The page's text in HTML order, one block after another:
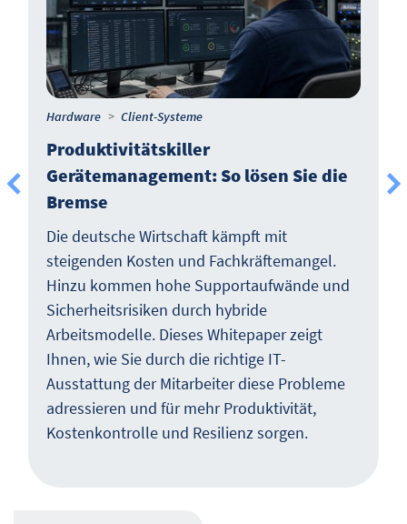
Hardware Client-Systeme
Produktivitätskiller
Gerätemanagement: So lösen Sie die
Bremse
Die deutsche Wirtschaft kämpft mit
steigenden Kosten und Fachkräftemangel.
Hinzu kommen hohe Supportaufwände und
Sicherheitsrisiken durch hybride
Arbeitsmodelle. Dieses Whitepaper zeigt
Ihnen, wie Sie durch die richtige IT-
Ausstattung der Mitarbeiter diese Probleme
adressieren und für mehr Produktivität,
Kostenkontrolle und Resilienz sorgen.